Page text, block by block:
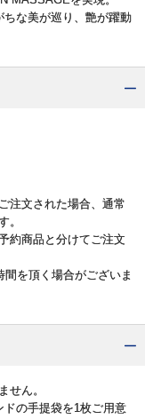
な美が巡り、艶が躍動
注文された場合、通常
。
約商品と分けてご注文
間を頂く場合がございま
せん。
ドの手提袋を1枚ご用意